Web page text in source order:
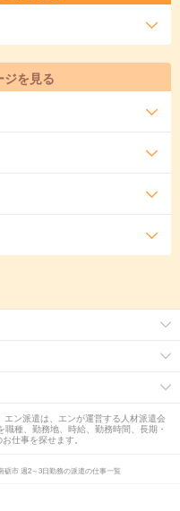
を見る
ン派遣は、エンが運営する人材派遣会
種、勤務地、時給、勤務時間、長期・
仕事を探せます。
砺市 週2～3日勤務の派遣の仕事一覧